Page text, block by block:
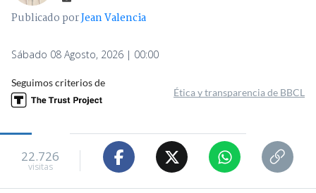
Publicado porJean Valencia
Sábado 08 Agosto, 2026 | 00:00
Seguimos criterios de
Ética y transparencia de BBCL
22.726
visitas